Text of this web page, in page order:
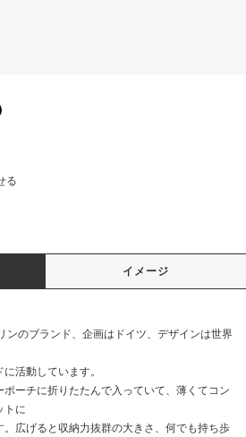
る
イメージ
ンのブランド、企画はドイツ、デザインは世界
活動しています。
ーチに折りたたんで入っていて、薄くてコン
トに
。広げると収納力抜群の大きさ、何でも持ち歩